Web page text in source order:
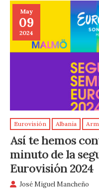
May
09
2024
Eurovisión Albania
Así te hemos
minuto de la
Eurovisión 2024
José Miguel Mancheño